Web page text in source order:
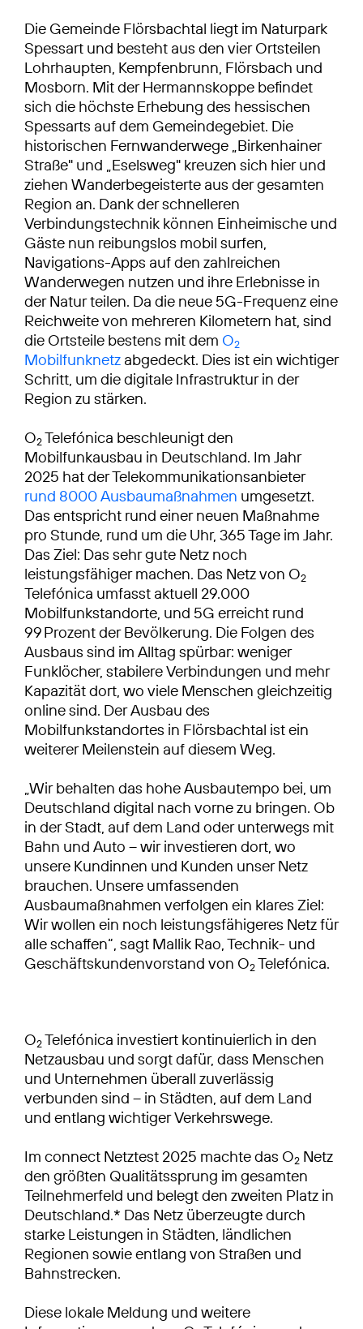
Die Gemeinde Flörsbachtal liegt im Naturpark
Spessart und besteht aus den vier Ortsteilen
Lohrhaupten, Kempfenbrunn, Flörsbach und
Mosborn. Mit der Hermannskoppe befindet
sich die höchste Erhebung des hessischen
Spessarts auf dem Gemeindegebiet. Die
historischen Fernwanderwege „Birkenhainer
Straße" und „Eselsweg" kreuzen sich hier und
ziehen Wanderbegeisterte aus der gesamten
Region an. Dank der schnelleren
Verbindungstechnik können Einheimische und
Gäste nun reibungslos mobil surfen,
Navigations-Apps auf den zahlreichen
Wanderwegen nutzen und ihre Erlebnisse in
der Natur teilen. Da die neue 5G-Frequenz eine
Reichweite von mehreren Kilometern hat, sind
die Ortsteile bestens mit dem O2
Mobilfunknetz abgedeckt. Dies ist ein wichtiger
Schritt, um die digitale Infrastruktur in der
Region zu stärken.
O2Telefónica beschleunigt den
Mobilfunkausbau in Deutschland. Im Jahr
2025 hat der Telekommunikationsanbieter
rund 8000 Ausbaumaßnahmen umgesetzt.
Das entspricht rund einer neuen Maßnahme
pro Stunde, rund um die Uhr, 365 Tage im Jahr.
Das Ziel: Das sehr gute Netz noch
leistungsfähiger machen. Das Netz von O2
Telefónica umfasst aktuell 29.000
Mobilfunkstandorte, und 5G erreicht rund
99 Prozent der Bevölkerung. Die Folgen des
Ausbaus sind im Alltag spürbar: weniger
Funklöcher, stabilere Verbindungen und mehr
Kapazität dort, wo viele Menschen gleichzeitig
online sind. Der Ausbau des
Mobilfunkstandortes in Flörsbachtal ist ein
weiterer Meilenstein auf diesem Weg.
„Wir behalten das hohe Ausbautempo bei, um
Deutschland digital nach vorne zu bringen. Ob
in der Stadt, auf dem Land oder unterwegs mit
Bahn und Auto – wir investieren dort, wo
unsere Kundinnen und Kunden unser Netz
brauchen. Unsere umfassenden
Ausbaumaßnahmen verfolgen ein klares Ziel:
Wir wollen ein noch leistungsfähigeres Netz für
alle schaffen“, sagt Mallik Rao, Technik- und
Geschäftskundenvorstand von O2Telefónica.
O2Telefónica investiert kontinuierlich in den
Netzausbau und sorgt dafür, dass Menschen
und Unternehmen überall zuverlässig
verbunden sind – in Städten, auf dem Land
und entlang wichtiger Verkehrswege.
Im connect Netztest 2025 machte das O2 Netz
den größten Qualitätssprung im gesamten
Teilnehmerfeld und belegt den zweiten Platz in
Deutschland.* Das Netz überzeugte durch
starke Leistungen in Städten, ländlichen
Regionen sowie entlang von Straßen und
Bahnstrecken.
Diese lokale Meldung und weitere